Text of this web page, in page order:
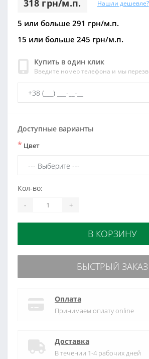
318 грн/м.п. Нашли дешевле?
5 или больше 291 грн/м.п.
15 или больше 245 грн/м.п.
Купить в один клик
Введите номер телефона и мы
Доступные варианты
* Цвет
Кол-во:
- +
В КОРЗИНУ
БЫСТРЫЙ ЗАКАЗ
Оплата
Принимаем оплату online
Доставка
В течении 1-4 рабочих дней